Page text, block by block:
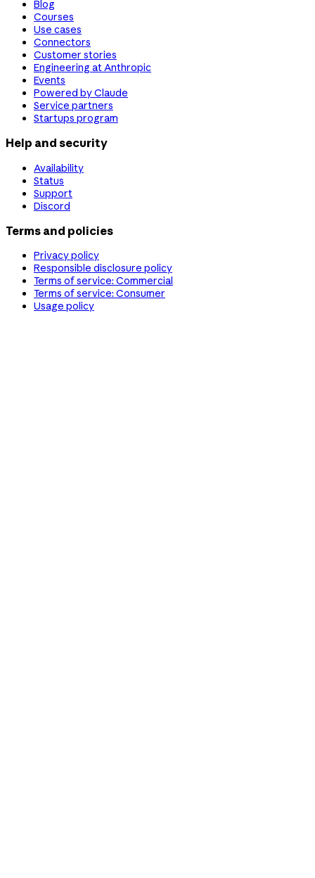
Blog
Courses
Use cases
Connectors
Customer stories
Engineering at Anthropic
Events
Powered by Claude
Service partners
Startups program
Help and security
Availability
Status
Support
Discord
Terms and policies
Privacy policy
Responsible disclosure policy
Terms of service: Commercial
Terms of service: Consumer
Usage policy